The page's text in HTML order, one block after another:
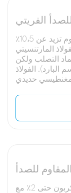
الفريتي
الفولاذ الذي يحتوي على نسبة من الكروم تزيد عن 10،5٪
المارتنسيتي
التصلب ولكن
الفولاذ
للصدأ
الفولاذ مع محتوى الكروم بين 10-18٪ ، الكربون حتى 2٪ مع